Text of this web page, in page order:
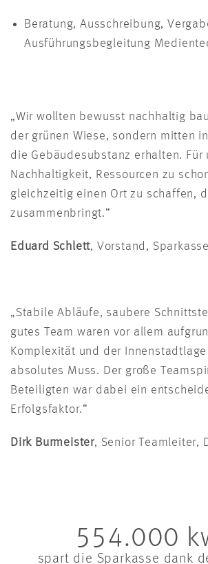
Beratung, Ausschreibung,
Ausführungsbegleitung
„Wir wollten bewusst nachhaltig
der grünen Wiese, sondern mitten
die Gebäudesubstanz erhalten. Für
Nachhaltigkeit, Ressourcen zu
gleichzeitig einen Ort zu schaffen,
zusammenbringt.“
Eduard Schlett, Vorstand,
„Stabile Abläufe, saubere
gutes Team waren vor allem
Komplexität und der
absolutes Muss. Der große
Beteiligten war dabei ein
Erfolgsfaktor.“
Dirk Burmeister, Senior Teamleiter,
554.000
spart die Sparkasse dank